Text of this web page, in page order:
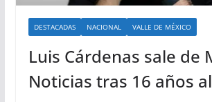
DESTACADAS NACIONAL VALLE DE MÉXICO
Luis Cárdenas sale de
Noticias tras 16 años